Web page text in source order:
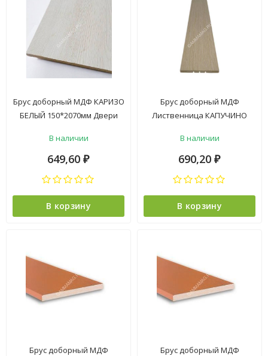
Брус доборный МДФ КАРИЗО
БЕЛЫЙ 150*2070мм Двери
В наличии
649,60 ₽
В корзину
Брус доборный МДФ
Лиственница КАПУЧИНО
*5
В наличии
690,20 ₽
В корзину
Брус доборный МДФ
Брус доборный МДФ